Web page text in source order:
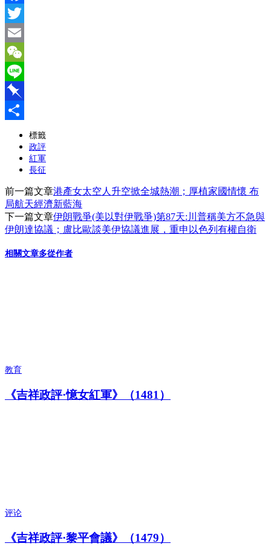
Facebook
Twitter
Email
WeChat
Line
Pinboard
標籤
政評
紅軍
長征
前一篇文章港產女太空人升空掀全城熱潮；厚植家國情懷 布
局航天經濟新藍海
下一篇文章伊朗戰爭(美以對伊戰爭)第87天:川普稱美方不急與
伊朗達協議；盧比歐談美伊協議進展，重申以色列有權自衛
相關文章多從作者
教育
《吉祥政評·憶女紅軍》（1481）
评论
《吉祥政評·黎平會議》（1479）